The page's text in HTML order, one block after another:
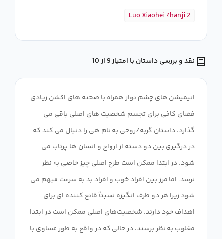
Luo Xiaohei Zhanji 2
نقد و بررسی داستان با امتیاز 9 از 10
انیمیشن های چشم نواز همراه با صحنه های اکشن زیادی
فضای کافی برای تجسم شخصیت های اصلی باقی می
گذارد. داستان گربه/روحی به نام هی را دنبال می کند که
در درگیری بین دو دسته از ارواح و انسان ها پرتاب می
شود. در ابتدا ممکن است طرح اصلی چیز خاصی به نظر
نرسد، اما مرز بین افراد خوب و افراد بد به سرعت مبهم می
شود زیرا هر دو طرف انگیزه نسبتاً قانع کننده ای برای
اهداف خود دارند. شخصیت‌های اصلی ممکن است در ابتدا
مغلوب به نظر برسند، در حالی که در واقع به طور مساوی با